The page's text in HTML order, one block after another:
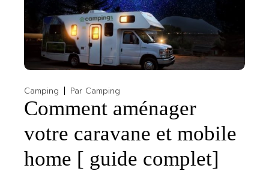
Camping Par Camping
Comment aménager
votre caravane et mobile
home [ guide complet]